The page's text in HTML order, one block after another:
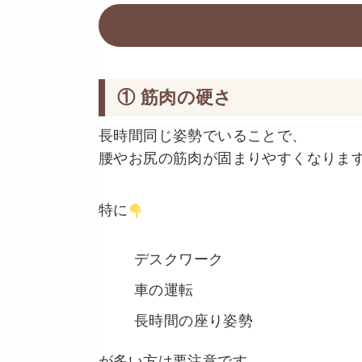
① 筋肉の硬さ
長時間同じ姿勢でいることで、
腰やお尻の筋肉が固まりやすくなります
特に
デスクワーク
車の運転
長時間の座り姿勢